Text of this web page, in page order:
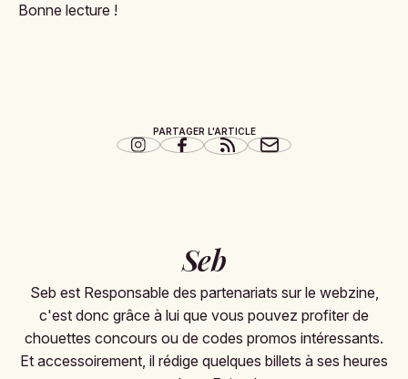
Bonne lecture !
PARTAGER L'ARTICLE
Seb
Seb est Responsable des partenariats sur le webzine,
c'est donc grâce à lui que vous pouvez profiter de
chouettes concours ou de codes promos intéressants.
Et accessoirement, il rédige quelques billets à ses heures